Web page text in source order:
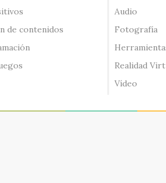
de contenidos
Audio
Fotografía
Realidad
Vídeo